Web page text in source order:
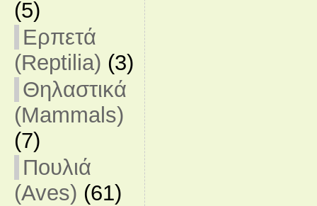
(5)
Ερπετά
(Reptilia) (3)
Θηλαστικά
(Mammals)
(7)
Πουλιά
(Aves) (61)